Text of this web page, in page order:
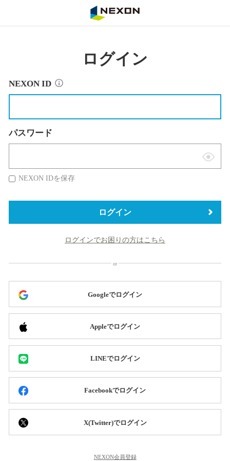
ログイン
NEXON ID
パスワード
表
替
NEXON IDを保存
ログイン
ログインでお困りの方はこちら
Googleでログイン
Appleでログイン
LINEでログイン
Facebookでログイン
X(Twitter)でログイン
NEXON会員登録